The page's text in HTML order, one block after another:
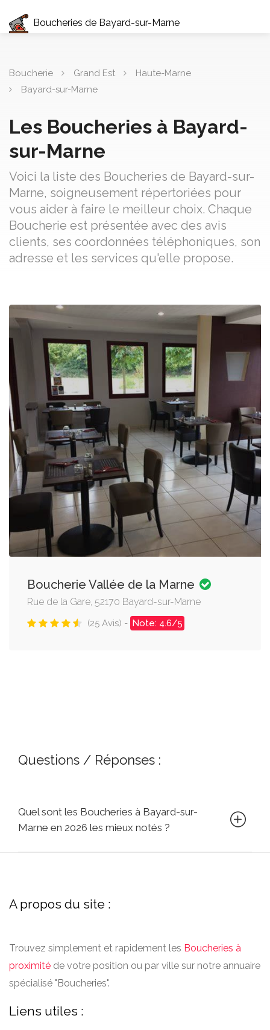
Boucheries de Bayard-sur-Marne
Boucherie Grand Est
Haute-Marne
Bayard-sur-Marne
Les Boucheries à Bayard-
sur-Marne
Voici la liste des Boucheries de Bayard-sur-
Marne, soigneusement répertoriées pour
vous aider à faire le meilleur choix. Chaque
Boucherie est présentée avec des avis
clients, ses coordonnées téléphoniques, son
adresse et les services qu'elle propose.
Boucherie Vallée de la Marne
Rue de la Gare, 52170 Bayard-sur-Marne
(25 Avis) - Note: 4.6/5
Questions / Réponses :
Quel sont les Boucheries à Bayard-sur-
Marne en 2026 les mieux notés ?
A propos du site :
Trouvez simplement et rapidement les Boucheries à
proximité de votre position ou par ville sur notre annuaire
spécialisé "Boucheries".
Liens utiles :